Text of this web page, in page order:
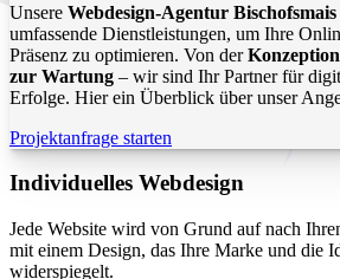
Unsere Webdesign-Agentur Bischofsmais
umfassende Dienstleistungen, um Ihre
Präsenz zu optimieren. Von der
zur Wartung – wir sind Ihr Partner für
Erfolge. Hier ein Überblick über unser
Projektanfrage starten
Individuelles Webdesign
Jede Website wird von Grund auf nach
mit einem Design, das Ihre Marke und die
widerspiegelt.